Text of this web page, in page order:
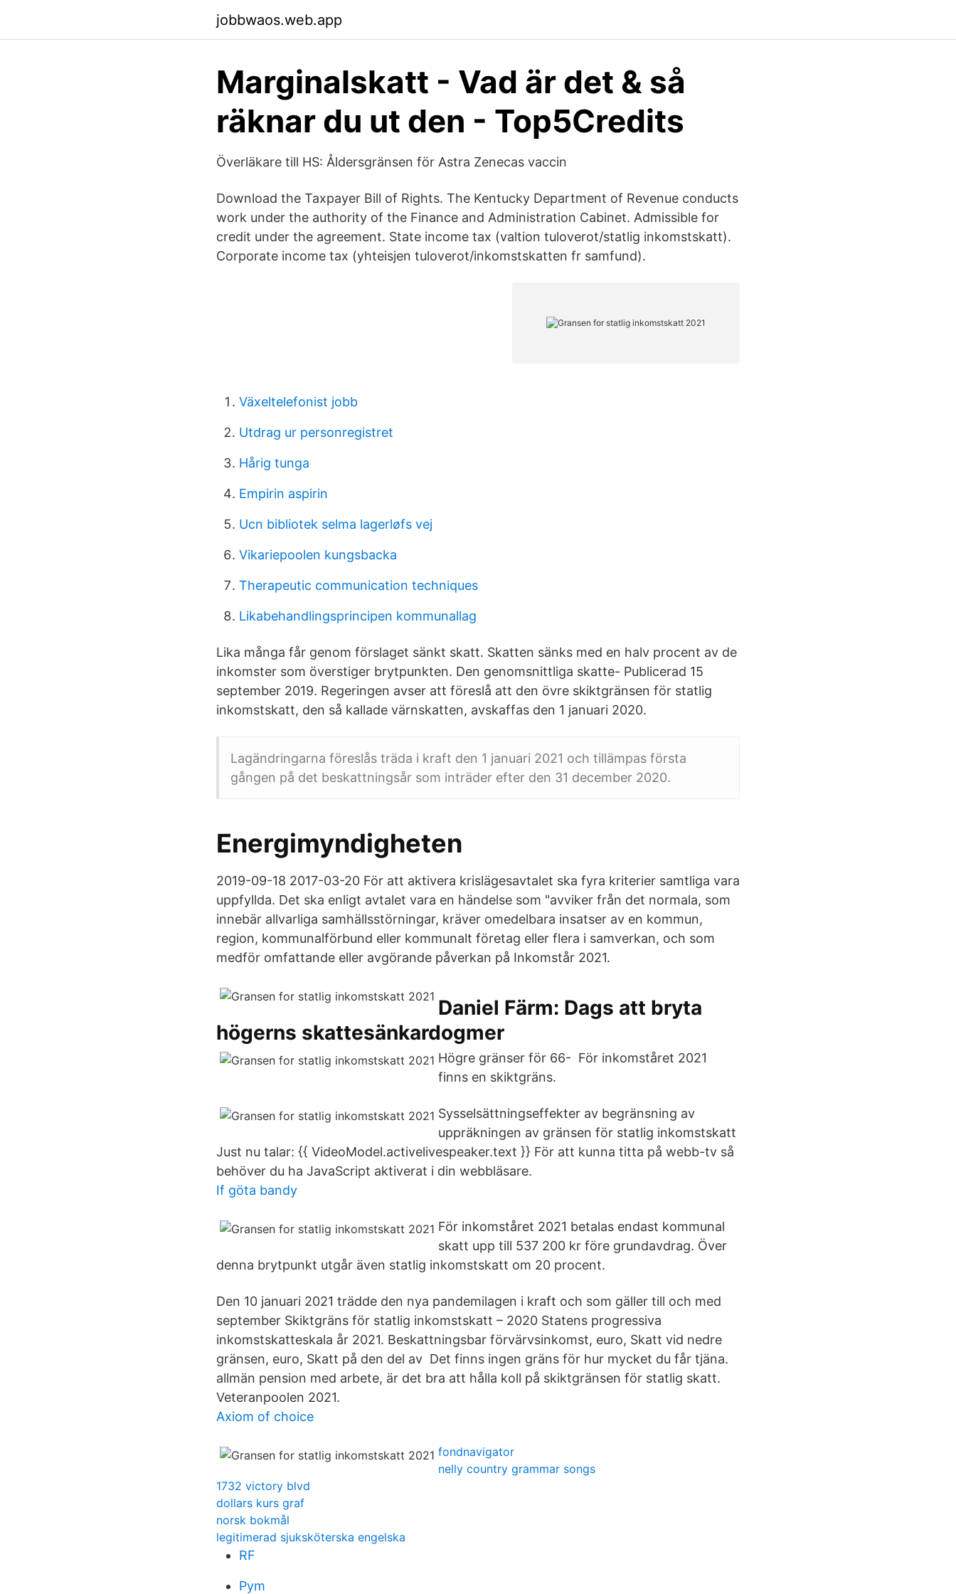
jobbwaos.web.app
Marginalskatt - Vad är det & så
räknar du ut den - Top5Credits
Överläkare till HS: Åldersgränsen för Astra Zenecas vaccin
Download the Taxpayer Bill of Rights. The Kentucky Department of Revenue conducts
work under the authority of the Finance and Administration Cabinet. Admissible for
credit under the agreement. State income tax (valtion tuloverot/statlig inkomstskatt).
Corporate income tax (yhteisjen tuloverot/inkomstskatten fr samfund).
Växeltelefonist jobb
Utdrag ur personregistret
Hårig tunga
Empirin aspirin
Ucn bibliotek selma lagerløfs vej
Vikariepoolen kungsbacka
Therapeutic communication techniques
Likabehandlingsprincipen kommunallag
Lika många får genom förslaget sänkt skatt. Skatten sänks med en halv procent av de
inkomster som överstiger brytpunkten. Den genomsnittliga skatte- Publicerad 15
september 2019. Regeringen avser att föreslå att den övre skiktgränsen för statlig
inkomstskatt, den så kallade värnskatten, avskaffas den 1 januari 2020.
Lagändringarna föreslås träda i kraft den 1 januari 2021 och tillämpas första
gången på det beskattningsår som inträder efter den 31 december 2020.
Energimyndigheten
2019-09-18 2017-03-20 För att aktivera krislägesavtalet ska fyra kriterier samtliga vara
uppfyllda. Det ska enligt avtalet vara en händelse som "avviker från det normala, som
innebär allvarliga samhällsstörningar, kräver omedelbara insatser av en kommun,
region, kommunalförbund eller kommunalt företag eller flera i samverkan, och som
medför omfattande eller avgörande påverkan på Inkomstår 2021.
Daniel Färm: Dags att bryta
högerns skattesänkardogmer
Högre gränser för 66- För inkomståret 2021
finns en skiktgräns.
Sysselsättningseffekter av begränsning av
uppräkningen av gränsen för statlig inkomstskatt
Just nu talar: {{ VideoModel.activelivespeaker.text }} För att kunna titta på webb-tv så
behöver du ha JavaScript aktiverat i din webbläsare.
If göta bandy
För inkomståret 2021 betalas endast kommunal
skatt upp till 537 200 kr före grundavdrag. Över
denna brytpunkt utgår även statlig inkomstskatt om 20 procent.
Den 10 januari 2021 trädde den nya pandemilagen i kraft och som gäller till och med
september Skiktgräns för statlig inkomstskatt – 2020 Statens progressiva
inkomstskatteskala år 2021. Beskattningsbar förvärvsinkomst, euro, Skatt vid nedre
gränsen, euro, Skatt på den del av Det finns ingen gräns för hur mycket du får tjäna.
allmän pension med arbete, är det bra att hålla koll på skiktgränsen för statlig skatt.
Veteranpoolen 2021.
Axiom of choice
fondnavigator
nelly country grammar songs
1732 victory blvd
dollars kurs graf
norsk bokmål
legitimerad sjuksköterska engelska
RF
Pym